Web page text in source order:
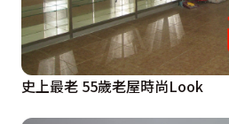
史上最老 55歲老屋時尚Look